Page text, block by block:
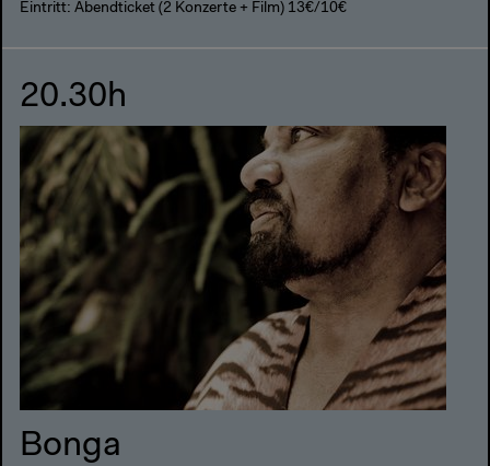
Eintritt: Abendticket (2 Konzerte + Film) 13€/10€
20.30h
Bonga